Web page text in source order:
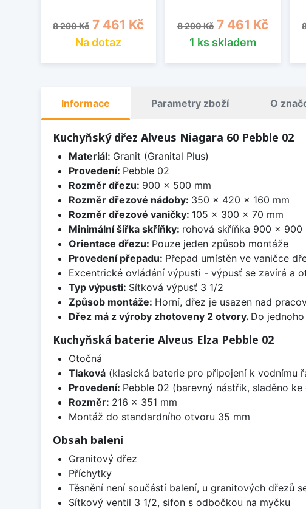
Běžná cena
8 290 Kč Cena
7 461 Kč
Na dotaz
Běžná cena
8 290 Kč Cena
7 461 Kč
1 ks skladem
Informace Parametry zboží O
Kuchyňský dřez Alveus Niagara 60 Pebble 02
Materiál: Granit (Granital Plus)
Provedení: Pebble 02
Rozměr dřezu: 900 x 500 mm
Rozměr dřezové nádoby: 350 x 420 x 160 mm
Rozměr dřezové vaničky: 105 x 300 x 70 mm
Minimální šířka skříňky: rohová skříňka 900 x 900
Orientace dřezu: Pouze jeden způsob montáže
Provedení přepadu: Přepad umístěn ve vaničce
Excentrické ovládání výpusti - výpusť se zavírá a
Typ výpusti: Sítková výpusť 3 1/2
Způsob montáže: Horní, dřez je usazen nad
Dřez má z výroby zhotoveny 2 otvory. Do
Kuchyňská baterie Alveus Elza Pebble 02
Otočná
Tlaková(klasická baterie pro připojení k vodnímu
Provedení: Pebble 02 (barevný nástřik, sladěno
Rozměr: 216 x 351 mm
Montáž do standardního otvoru 35 mm
Obsah balení
Granitový dřez
Příchytky
Těsnění není součástí balení, u granitových dřezů
Sítkový ventil 3 1/2, sifon s odbočkou na myčku